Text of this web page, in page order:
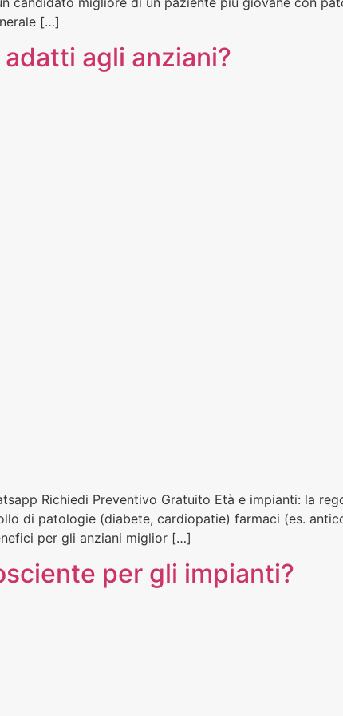
[…]
agli anziani?
Richiedi Preventivo Gratuito Età e impianti: la
di patologie (diabete, cardiopatie) farmaci (es.
per gli anziani miglior […]
per gli impianti?